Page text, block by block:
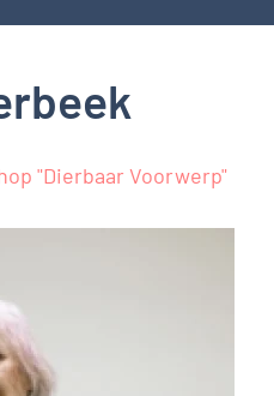
"Dierbaar Voorwerp"